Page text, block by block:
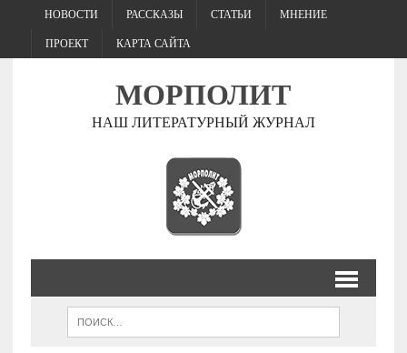
НОВОСТИ РАССКАЗЫ СТАТЬИ МНЕНИЕ
ПРОЕКТ КАРТА САЙТА
МОРПОЛИТ
НАШ ЛИТЕРАТУРНЫЙ ЖУРНАЛ